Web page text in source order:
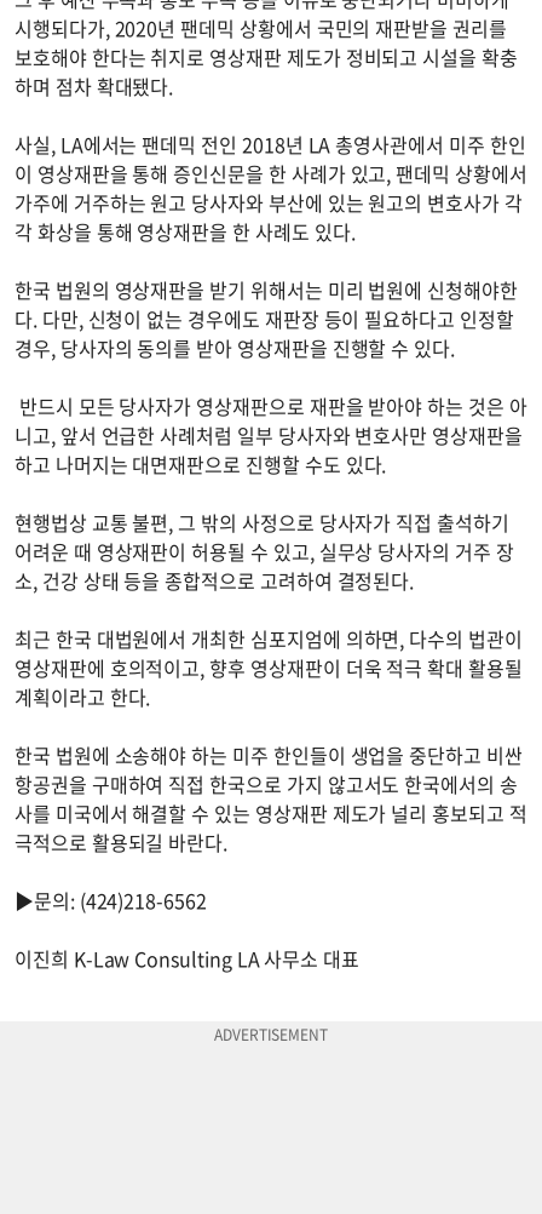
시행되다가, 2020년 팬데믹 상황에서 국민의 재판받을 권리를
보호해야 한다는 취지로 영상재판 제도가 정비되고 시설을 확충
하며 점차 확대됐다.
사실, LA에서는 팬데믹 전인 2018년 LA 총영사관에서 미주 한인
이 영상재판을 통해 증인신문을 한 사례가 있고, 팬데믹 상황에서
가주에 거주하는 원고 당사자와 부산에 있는 원고의 변호사가 각
각 화상을 통해 영상재판을 한 사례도 있다.
한국 법원의 영상재판을 받기 위해서는 미리 법원에 신청해야한
다. 다만, 신청이 없는 경우에도 재판장 등이 필요하다고 인정할
경우, 당사자의 동의를 받아 영상재판을 진행할 수 있다.
반드시 모든 당사자가 영상재판으로 재판을 받아야 하는 것은 아
니고, 앞서 언급한 사례처럼 일부 당사자와 변호사만 영상재판을
하고 나머지는 대면재판으로 진행할 수도 있다.
현행법상 교통 불편, 그 밖의 사정으로 당사자가 직접 출석하기
어려운 때 영상재판이 허용될 수 있고, 실무상 당사자의 거주 장
소, 건강 상태 등을 종합적으로 고려하여 결정된다.
최근 한국 대법원에서 개최한 심포지엄에 의하면, 다수의 법관이
영상재판에 호의적이고, 향후 영상재판이 더욱 적극 확대 활용될
계획이라고 한다.
한국 법원에 소송해야 하는 미주 한인들이 생업을 중단하고 비싼
항공권을 구매하여 직접 한국으로 가지 않고서도 한국에서의 송
사를 미국에서 해결할 수 있는 영상재판 제도가 널리 홍보되고 적
극적으로 활용되길 바란다.
▶문의: (424)218-6562
이진희 K-Law Consulting LA 사무소 대표